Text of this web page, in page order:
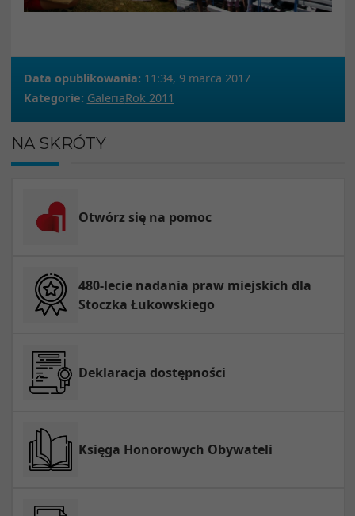
Data opublikowania: 11:34, 9 marca 2017
Kategorie: GaleriaRok 2011
NA SKRÓTY
Otwórz się na pomoc
480-lecie nadania praw miejskich dla
Stoczka Łukowskiego
Deklaracja dostępności
Księga Honorowych Obywateli